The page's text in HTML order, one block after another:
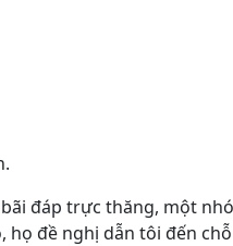
đáp trực thăng, một
họ đề nghị dẫn tôi đến